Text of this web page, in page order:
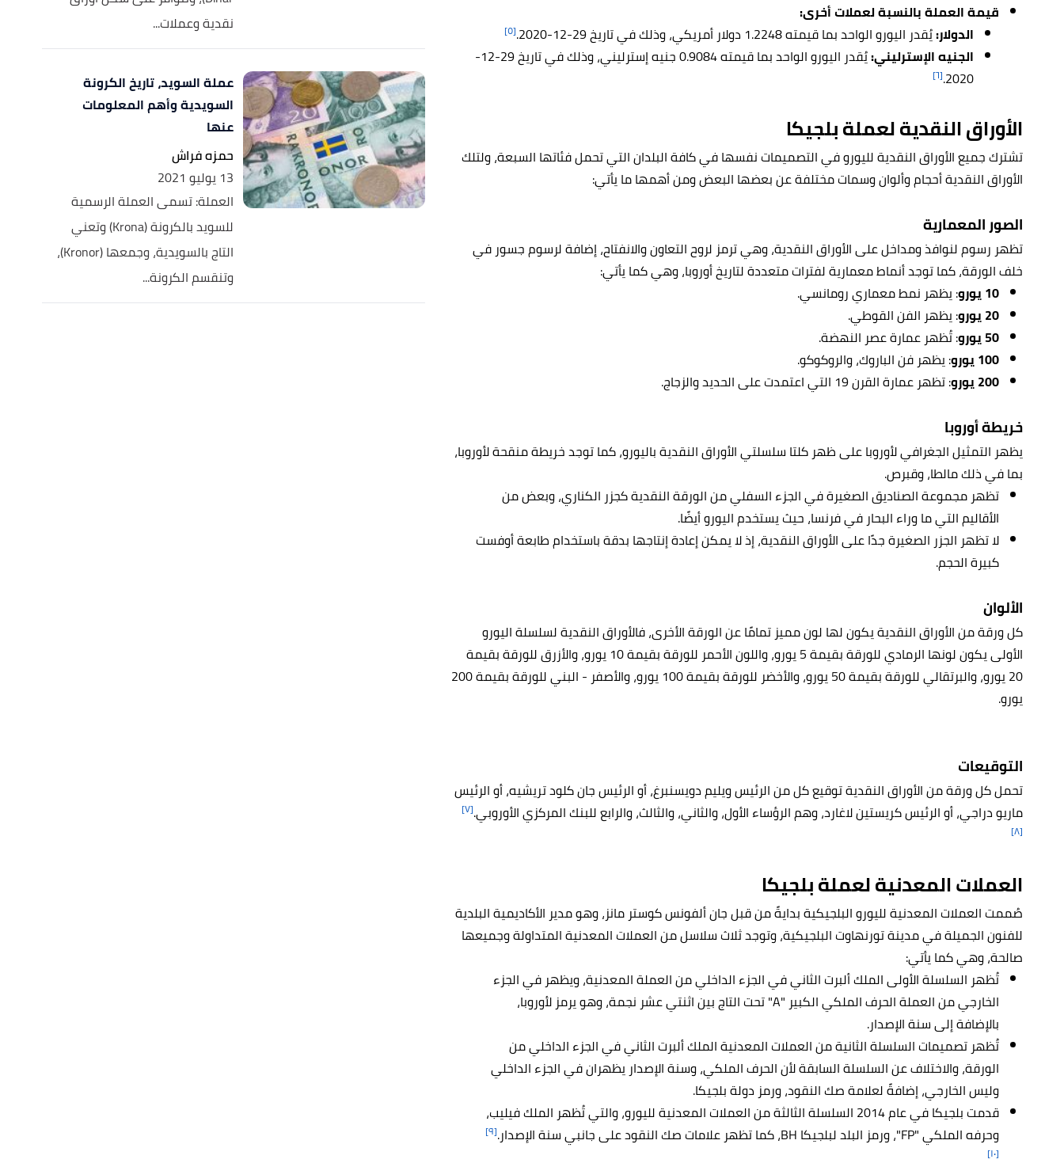
قيمة العملة بالنسبة لعملات أخرى:
الدولار:يُقدر اليورو الواحد بما قيمته 1.2248 دولار أمريكي، وذلك في تاريخ 29-12-2020. [٥]
الجنيه الإسترليني:
يُقدر اليورو الواحد بما قيمته 0.9084 جنيه إسترليني، وذلك في تاريخ 29-12-
2020.[٦]
الأوراق النقدية لعملة بلجيكا
تشترك جميع الأوراق النقدية لليورو في التصميمات نفسها في كافة البلدان التي تحمل فئاتها السبعة، ولتلك
الأوراق النقدية أحجام وألوان وسمات مختلفة عن بعضها البعض ومن أهمها ما يأتي:
الصور المعمارية
تظهر رسوم لنوافذ ومداخل على الأوراق النقدية، وهي ترمز لروح التعاون والانفتاح، إضافة لرسوم جسور في
خلف الورقة، كما توجد أنماط معمارية لفترات متعددة لتاريخ أوروبا، وهي كما يأتي:
10 يورو
: يظهر نمط معماري رومانسي.
20 يورو
: يظهر الفن القوطي.
50 يورو
: تُظهر عمارة عصر النهضة.
100 يورو
: يظهر فن الباروك، والروكوكو.
200 يورو
: تظهر عمارة القرن 19 التي اعتمدت على الحديد والزجاج.
خريطة أوروبا
يظهر التمثيل الجغرافي لأوروبا على ظهر كلتا سلسلتي الأوراق النقدية باليورو، كما توجد خريطة منقحة لأوروبا،
بما في ذلك مالطا، وقبرص.
تظهر مجموعة الصناديق الصغيرة في الجزء السفلي من الورقة النقدية كجزر الكناري، وبعض من
الأقاليم التي ما وراء البحار في فرنسا، حيث يستخدم اليورو أيضًا.
لا تظهر الجزر الصغيرة جدًا على الأوراق النقدية، إذ لا يمكن إعادة إنتاجها بدقة باستخدام طابعة أوفست
كبيرة الحجم.
الألوان
كل ورقة من الأوراق النقدية يكون لها لون مميز تمامًا عن الورقة الأخرى، فالأوراق النقدية لسلسلة اليورو
الأولى يكون لونها الرمادي للورقة بقيمة 5 يورو، واللون الأحمر للورقة بقيمة 10 يورو، والأزرق للورقة بقيمة
20 يورو، والبرتقالي للورقة بقيمة 50 يورو، والأخضر للورقة بقيمة 100 يورو، والأصفر - البني للورقة بقيمة 200
يورو.
التوقيعات
تحمل كل ورقة من الأوراق النقدية توقيع كل من الرئيس ويليم دويسنبرغ، أو الرئيس جان كلود تريشيه، أو الرئيس
ماريو دراجي، أو الرئيس كريستين لاغارد، وهم الرؤساء الأول، والثاني، والثالث، والرابع للبنك المركزي الأوروبي.[٧]
[٨]
العملات المعدنية لعملة بلجيكا
صُممت العملات المعدنية لليورو البلجيكية بدايةً من قبل جان ألفونس كوستر مانز، وهو مدير الأكاديمية البلدية
للفنون الجميلة في مدينة تورنهاوت البلجيكية، وتوجد ثلاث سلاسل من العملات المعدنية المتداولة وجميعها
صالحة، وهي كما يأتي:
تُظهر السلسلة الأولى الملك ألبرت الثاني في الجزء الداخلي من العملة المعدنية، ويظهر في الجزء
الخارجي من العملة الحرف الملكي الكبير "A" تحت التاج بين اثنتي عشر نجمة، وهو يرمز لأوروبا،
بالإضافة إلى سنة الإصدار.
تُظهر تصميمات السلسلة الثانية من العملات المعدنية الملك ألبرت الثاني في الجزء الداخلي من
الورقة، والاختلاف عن السلسلة السابقة لأن الحرف الملكي، وسنة الإصدار يظهران في الجزء الداخلي
وليس الخارجي، إضافةً لعلامة صك النقود، ورمز دولة بلجيكا.
قدمت بلجيكا في عام 2014 السلسلة الثالثة من العملات المعدنية لليورو، والتي تُظهر الملك فيليب،
وحرفه الملكي "FP"، ورمز البلد لبلجيكا BH، كما تظهر علامات صك النقود على جانبي سنة الإصدار.
[٩]
[١٠]
نقدية وعملات...
عملة السويد، تاريخ الكرونة
السويدية وأهم المعلومات
عنها
حمزه فراش
13 يوليو 2021
العملة: تسمى العملة الرسمية
للسويد بالكرونة (Krona) وتعني
التاج بالسويدية، وجمعها (Kronor)،
وتنقسم الكرونة...